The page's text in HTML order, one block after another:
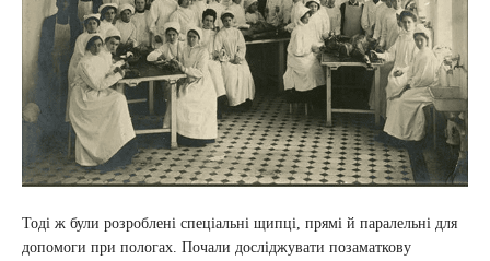
Тоді ж були розроблені спеціальні щипці, прямі й паралельні для
допомоги при пологах. Почали досліджувати позаматкову